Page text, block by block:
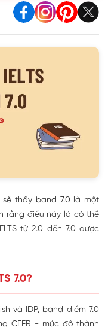
thấy band 7.0 là một
rằng điều này là có thể
từ 2.0 đến 7.0 được
7.0?
và IDP, band điểm 7.0
CEFR - mức độ thành